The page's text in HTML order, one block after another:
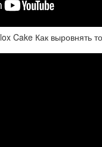
Cake Как выровнять